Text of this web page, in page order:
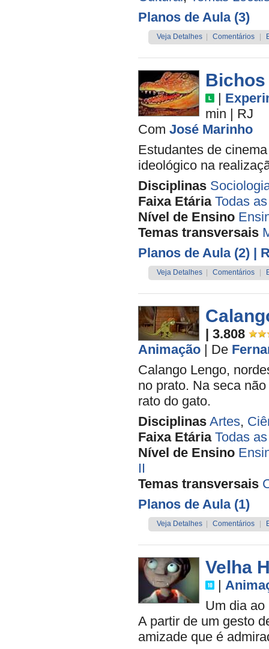
Planos de Aula (3)
Veja Detalhes Comentários
|
min | RJ
Com José Marinho
Estudantes de
ideológico na
Disciplinas
Faixa Etária Todas
Nível de Ensino
Temas transversais
Planos de Aula (2) |
Veja Detalhes Comentários
| 3.808
Animação | De
Calango Lengo,
no prato. Na seca
rato do gato.
Disciplinas Artes,
Faixa Etária Todas
Nível de Ensino
II
Temas transversais
Planos de Aula (1)
Veja Detalhes Comentários
Velha
|
Um dia ao
A partir de um gesto
amizade que é